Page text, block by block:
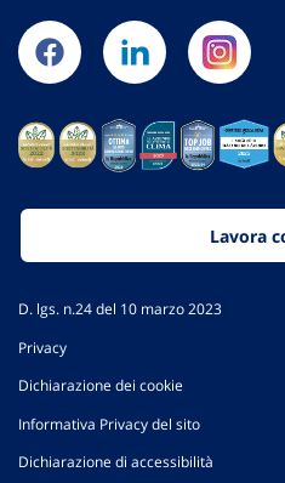
Lavora
D. lgs. n.24 del 10 marzo 2023
Privacy
Dichiarazione dei cookie
Informativa Privacy del sito
Dichiarazione di accessibilità